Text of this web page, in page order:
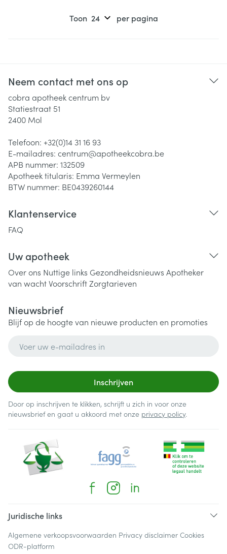
Toon per pagina
Neem contact met ons op
cobra apotheek centrum bv
Statiestraat 51
2400 Mol
Telefoon: +32(0)14 31 16 93
E-mailadres: centrum@apotheekcobra.be
APB nummer: 132509
Apotheek titularis: Emma Vermeylen
BTW nummer: BE0439260144
Klantenservice
FAQ
Uw apotheek
Over ons Nuttige links Gezondheidsnieuws Apotheker
van wachtVoorschriftZorgtarieven
Nieuwsbrief
Blijf op de hoogte van nieuwe producten en promoties
Inschrijven
Door op inschrijven te klikken, schrijft u zich in voor onze
nieuwsbrief en gaat u akkoord met onze privacy policy.
Juridische links
Algemene verkoopsvoorwaarden Privacy disclaimer Cookies
ODR-platform